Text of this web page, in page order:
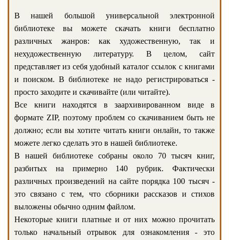
В нашей большой универсальной электронной
библиотеке вы можете скачать книги бесплатно
различных жанров: как художественную, так и
нехудожественную литературу. В целом, сайт
представляет из себя удобный каталог ссылок с книгами
и поиском. В библиотеке не надо регистрироваться -
просто заходите и скачивайте (или читайте).
Все книги находятся в заархивированном виде в
формате ZIP, поэтому проблем со скачиванием быть не
должно; если вы хотите читать книги онлайн, то также
можете легко сделать это в нашей библиотеке.
В нашей библиотеке собраны около 70 тысяч книг,
разбитых на примерно 140 рубрик. Фактически
различных произведений на сайте порядка 100 тысяч -
это связано с тем, что сборники рассказов и стихов
выложены обычно одним файлом.
Некоторые книги платные и от них можно прочитать
только начальный отрывок для ознакомления - это